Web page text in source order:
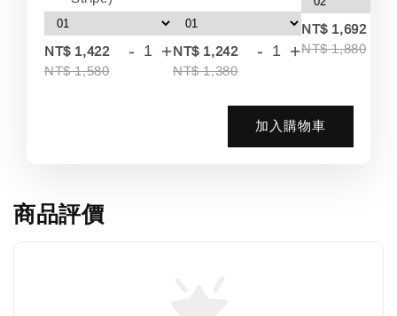
NT$ 1,422
NT$ 1,580
- + NT$ 1,242
NT$ 1,380
- +
NT$ 1,692
NT$ 1,880
加入購物車
商品評價